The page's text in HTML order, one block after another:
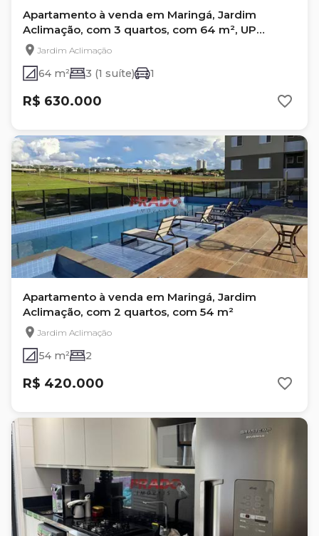
Apartamento à venda em Maringá, Jardim
Aclimação, com 3 quartos, com 64 m², UP
RESIDENCE
Jardim Aclimação
64 m² 3 (1 suíte) 1
R$ 630.000
Apartamento à venda em Maringá, Jardim
Aclimação, com 2 quartos, com 54 m²
Jardim Aclimação
54 m² 2
R$ 420.000